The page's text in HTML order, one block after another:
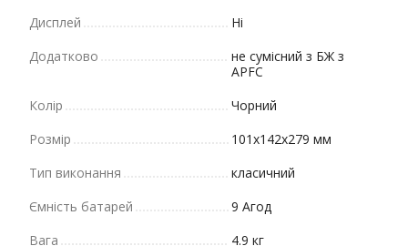
Дисплей
Ні
Додатково
не сумісний з БЖ з
APFC
Колір
Чорний
Розмір
101х142х279 мм
Тип виконання
класичний
Ємність батарей
9 Агод
Вага
4.9 кг